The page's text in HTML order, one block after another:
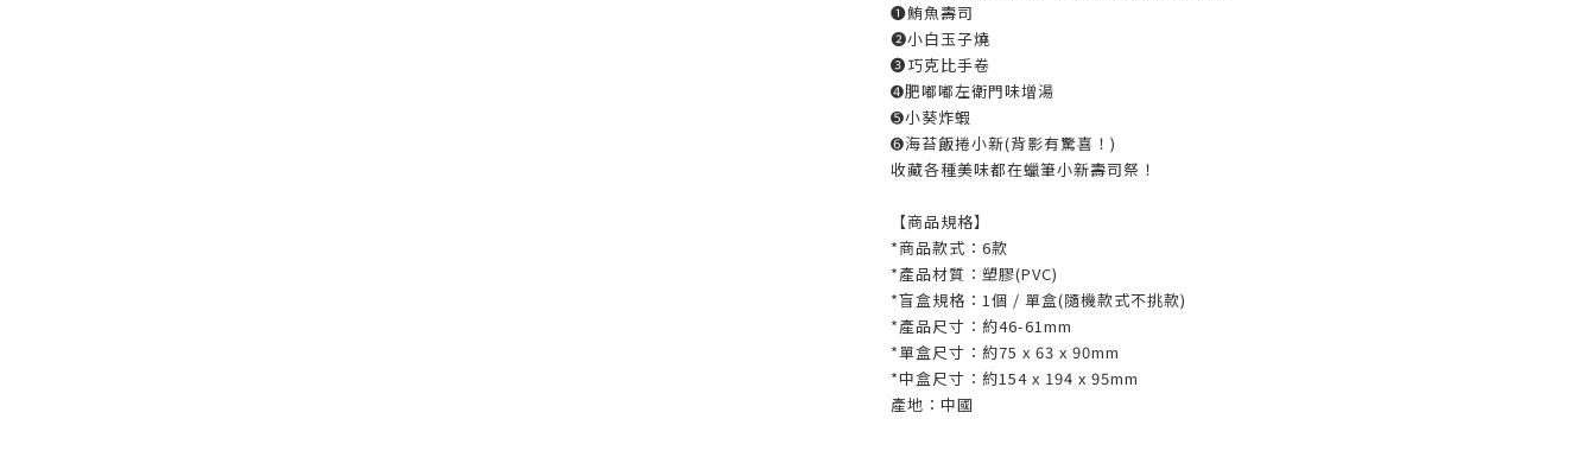
➊鮪魚壽司
➋小白玉子燒
➌巧克比手卷
➍肥嘟嘟左衛門味增湯
➎小葵炸蝦
➏海苔飯捲小新(背影有驚喜！)
收藏各種美味都在蠟筆小新壽司祭！
【商品規格】
*商品款式：6款
*產品材質：塑膠(PVC)
*盲盒規格：1個 / 單盒(隨機款式不挑款)
*產品尺寸：約46-61mm
*單盒尺寸：約75 x 63 x 90mm
*中盒尺寸：約154 x 194 x 95mm
產地：中國